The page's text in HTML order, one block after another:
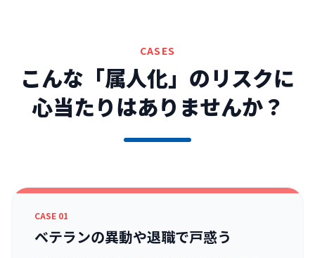
CASES
こんな「属人化」のリスクに
心当たりはありませんか？
CASE 01
ベテランの異動や退職で戸惑う